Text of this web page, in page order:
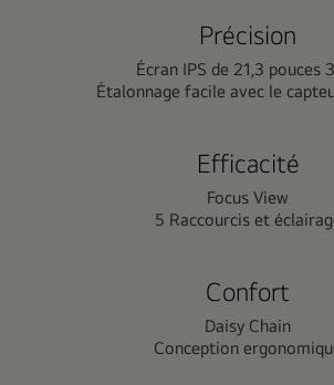
Précision
Écran IPS de 21,3 pouces
Étalonnage facile avec le
Efficacité
Focus View
5 Raccourcis et
Confort
Daisy Chain
Conception